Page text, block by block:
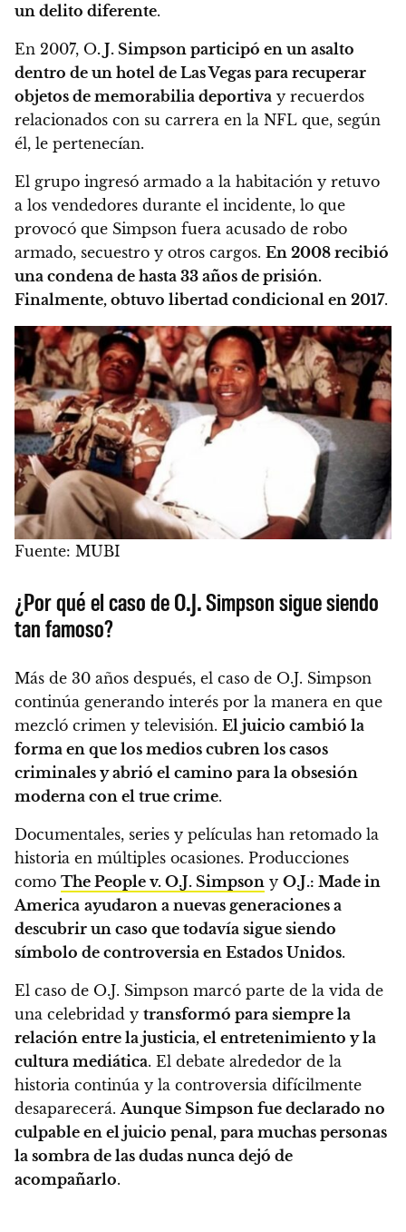
un delito diferente.
En 2007, O. J. Simpson participó en un asalto
dentro de un hotel de Las Vegas para recuperar
objetos de memorabilia deportiva y recuerdos
relacionados con su carrera en la NFL que, según
él, le pertenecían.
El grupo ingresó armado a la habitación y retuvo
a los vendedores durante el incidente, lo que
provocó que Simpson fuera acusado de robo
armado, secuestro y otros cargos. En 2008 recibió
una condena de hasta 33 años de prisión.
Finalmente, obtuvo libertad condicional en 2017.
Fuente: MUBI
¿Por qué el caso de O.J. Simpson sigue siendo
tan famoso?
Más de 30 años después, el caso de O.J. Simpson
continúa generando interés por la manera en que
mezcló crimen y televisión. El juicio cambió la
forma en que los medios cubren los casos
criminales y abrió el camino para la obsesión
moderna con el true crime.
Documentales, series y películas han retomado la
historia en múltiples ocasiones. Producciones
como The People v. O.J. Simpson y O.J.: Made in
America ayudaron a nuevas generaciones a
descubrir un caso que todavía sigue siendo
símbolo de controversia en Estados Unidos.
El caso de O.J. Simpson marcó parte de la vida de
una celebridad y transformó para siempre la
relación entre la justicia, el entretenimiento y la
cultura mediática. El debate alrededor de la
historia continúa y la controversia difícilmente
desaparecerá. Aunque Simpson fue declarado no
culpable en el juicio penal, para muchas personas
la sombra de las dudas nunca dejó de
acompañarlo.